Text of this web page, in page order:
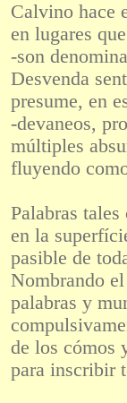
Calvino hace
en lugares
-son
Desvenda
presume, en
-devaneos,
múltiples
fluyendo
Palabras tales
en la
pasible de
Nombrando
palabras y
de los cómos
para inscribir